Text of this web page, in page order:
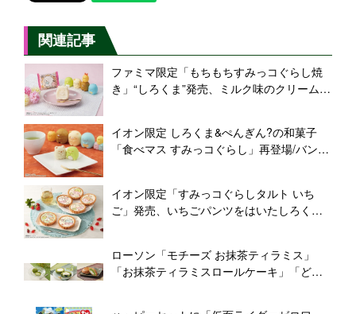
関連記事
ファミマ限定「もちもちすみっコぐらし焼
き」“しろくま”発売、ミルク味のクリーム入
イオン限定 しろくま&ぺんぎん?の和菓子
「食べマス すみっコぐらし」再登場/バンダ
イオン限定「すみっコぐらしタルト いち
ご」発売、いちごパンツをはいたしろく
ローソン「モチーズ お抹茶ティラミス」
「お抹茶ティラミスロールケーキ」「どら